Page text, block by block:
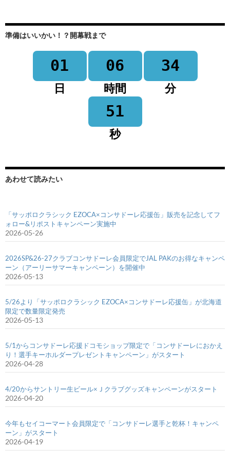
準備はいいかい！？開幕戦まで
01
日
06
時間
34
分
51
秒
あわせて読みたい
「サッポロクラシック EZOCA×コンサドーレ応援缶」販売を記念してフ
ォロー&リポストキャンペーン実施中
2026-05-26
2026SP&26-27クラブコンサドーレ会員限定でJAL PAKのお得なキャンペ
ーン（アーリーサマーキャンペーン）を開催中
2026-05-13
5/26より「サッポロクラシック EZOCA×コンサドーレ応援缶」が北海道
限定で数量限定発売
2026-05-13
5/1からコンサドーレ応援ドコモショップ限定で「コンサドーレにおかえ
り！選手キーホルダープレゼントキャンペーン」がスタート
2026-04-28
4/20からサントリー生ビール×Ｊクラブグッズキャンペーンがスタート
2026-04-20
今年もセイコーマート会員限定で「コンサドーレ選手と乾杯！キャンペ
ーン」がスタート
2026-04-19